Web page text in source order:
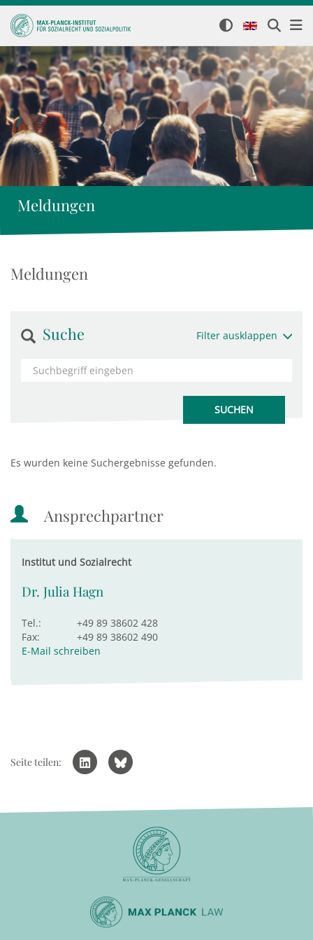
Meldungen
Meldungen
Suche Filter ausklappen
Es wurden keine Suchergebnisse gefunden.
Ansprechpartner
Institut und Sozialrecht
Dr. Julia Hagn
Tel.:
+49 89 38602 428
Fax:
+49 89 38602 490
E-Mail schreiben
Seite teilen: